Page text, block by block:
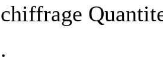
chiffrage
.